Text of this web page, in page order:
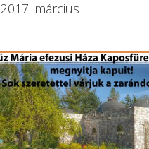
2017. március